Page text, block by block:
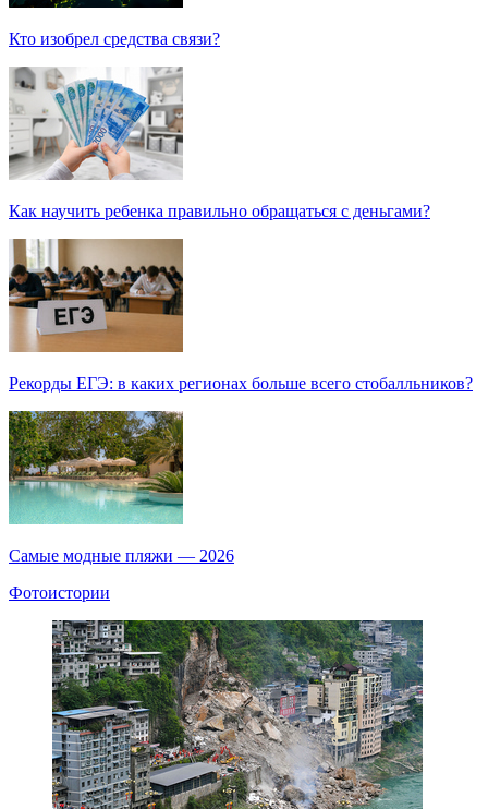
Кто изобрел средства связи?
Как научить ребенка правильно обращаться с деньгами?
Рекорды ЕГЭ: в каких регионах больше всего стобалльников?
Самые модные пляжи — 2026
Фотоистории